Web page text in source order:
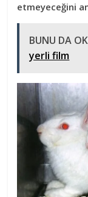
etmeyeceğini
BUNU DA
yerli film